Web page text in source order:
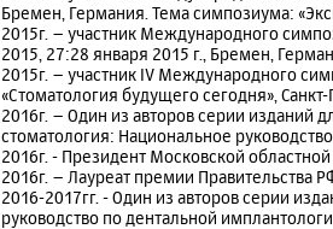
Бремен, Германия. Тема симпозиума:
2015г. – участник Международного
2015, 27:28 января 2015 г., Бремен,
2015г. – участник IV Международного
«Стоматология будущего сегодня», Санкт-
2016г. – Один из авторов серии изданий
стоматология: Национальное
2016г. - Президент Московской
2016г. – Лауреат премии Правительства
2016-2017гг. - Один из авторов серии
руководство по дентальной